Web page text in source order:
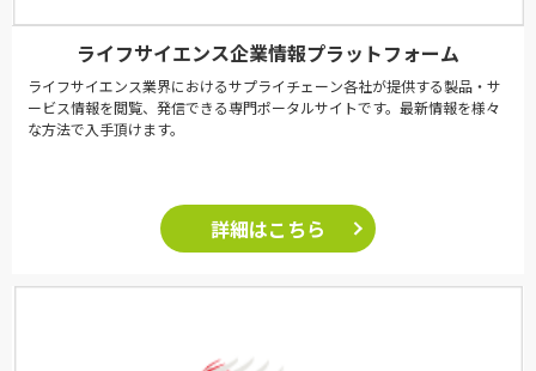
ライフサイエンス企業情報プラットフォーム
ライフサイエンス業界におけるサプライチェーン各社が提供する製品・サ
ービス情報を閲覧、発信できる専門ポータルサイトです。最新情報を様々
な方法で入手頂けます。
詳細はこちら